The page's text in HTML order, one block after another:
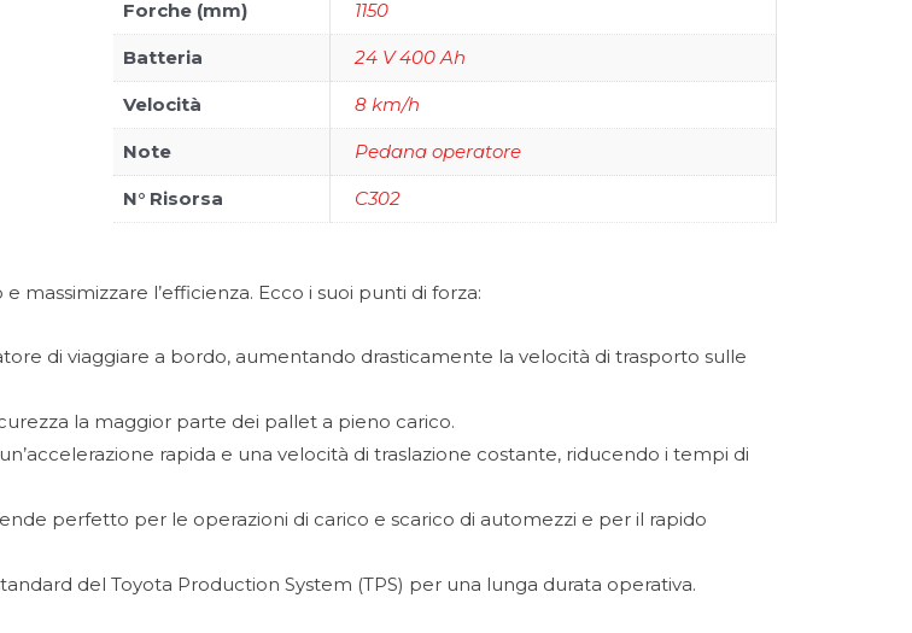
Forche (mm) 1150
Batteria 24 V 400 Ah
Velocità 8 km/h
Note Pedana operatore
N° Risorsa C302
massimizzare l’efficienza. Ecco i suoi punti di forza:
di viaggiare a bordo, aumentando drasticamente la velocità di trasporto sulle
la maggior parte dei pallet a pieno carico.
rapida e una velocità di traslazione costante, riducendo i tempi di
perfetto per le operazioni di carico e scarico di automezzi e per il rapido
del Toyota Production System (TPS) per una lunga durata operativa.